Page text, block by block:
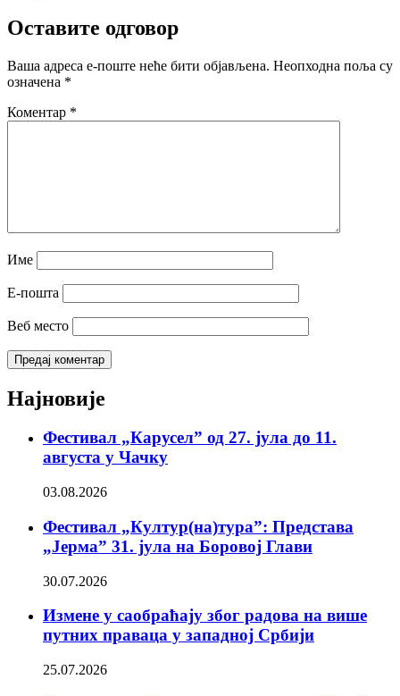
Оставите одговор
Ваша адреса е-поште неће бити објављена. Неопходна поља су
означена *
Коментар *
Име
Е-пошта
Веб место
Најновије
Фестивал „Карусел” од 27. јула до 11.
августа у Чачку
03.08.2026
Фестивал „Култур(на)тура”: Представа
„Јерма” 31. јула на Боровој Глави
30.07.2026
Измене у саобраћају због радова на више
путних праваца у западној Србији
25.07.2026